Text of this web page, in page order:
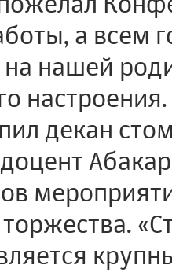
а всем
нашей
декан